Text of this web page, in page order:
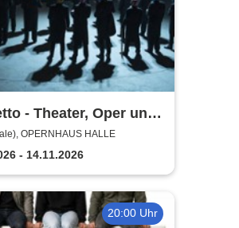
- Theater, Oper und
Halle
OPERNHAUS HALLE
- 14.11.2026
20:00 Uhr